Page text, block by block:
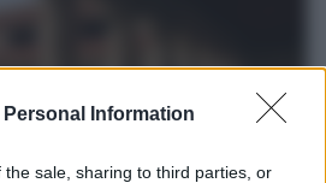
Information
sale, sharing to third parties, or